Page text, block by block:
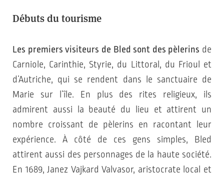
Débuts du tourisme
Les premiers visiteurs de Bled sont des pèlerins de
Carniole, Carinthie, Styrie, du Littoral, du Frioul et
d’Autriche, qui se rendent dans le sanctuaire de
Marie sur l’île. En plus des rites religieux, ils
admirent aussi la beauté du lieu et attirent un
nombre croissant de pèlerins en racontant leur
expérience. À côté de ces gens simples, Bled
attirent aussi des personnages de la haute société.
En 1689, Janez Vajkard Valvasor, aristocrate local et